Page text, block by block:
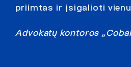
priimtas ir įsigalioti
Advokatų kontoros